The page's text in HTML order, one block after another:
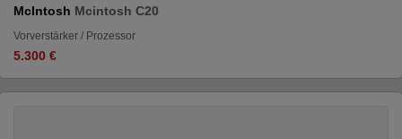
McIntosh Mcintosh C20
Vorverstärker / Prozessor
5.300 €